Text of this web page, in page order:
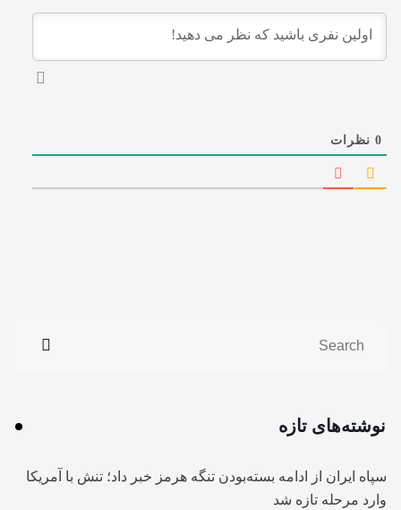
0نظرات
نوشته‌های تازه
سپاه ایران از ادامه بسته‌بودن تنگه هرمز خبر داد؛ تنش با آمریکا
وارد مرحله تازه شد